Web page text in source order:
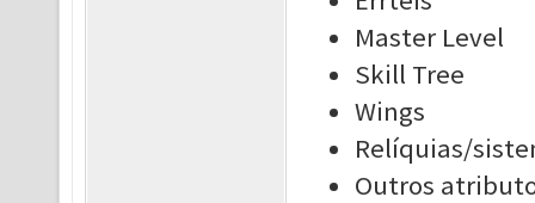
Master Level
Skill Tree
Wings
Relíquias/
Outros